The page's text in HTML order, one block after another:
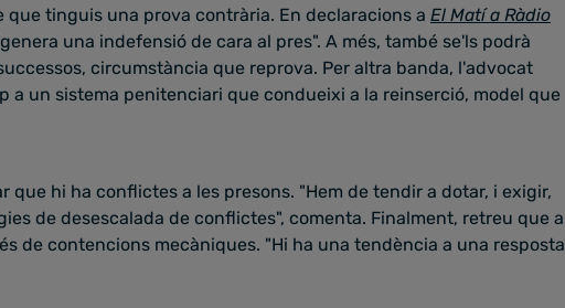
que tinguis una prova contrària. En declaracions a El Matí a Ràdio
una indefensió de cara al pres". A més, també se'ls podrà
circumstància que reprova. Per altra banda, l'advocat
a un sistema penitenciari que condueixi a la reinserció, model que
que hi ha conflictes a les presons. "Hem de tendir a dotar, i exigir,
de desescalada de conflictes", comenta. Finalment, retreu que a
de contencions mecàniques. "Hi ha una tendència a una resposta